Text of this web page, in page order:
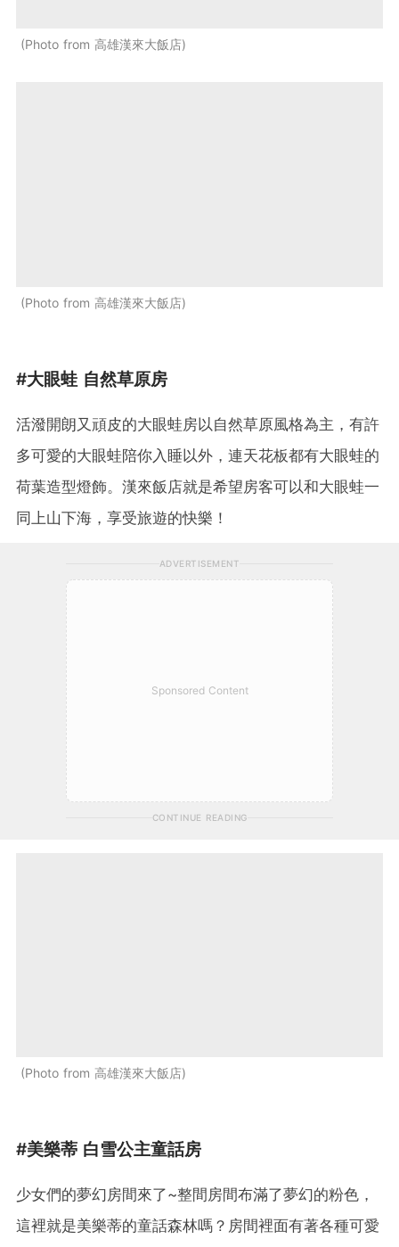
Photo from 高雄漢來大飯店
Photo from 高雄漢來大飯店
#大眼蛙 自然草原房
活潑開朗又頑皮的大眼蛙房以自然草原風格為主，有許
多可愛的大眼蛙陪你入睡以外，連天花板都有大眼蛙的
荷葉造型燈飾。漢來飯店就是希望房客可以和大眼蛙一
同上山下海，享受旅遊的快樂！
ADVERTISEMENT
Sponsored Content
CONTINUE READING
Photo from 高雄漢來大飯店
#美樂蒂 白雪公主童話房
少女們的夢幻房間來了~整間房間布滿了夢幻的粉色，
這裡就是美樂蒂的童話森林嗎？房間裡面有著各種可愛